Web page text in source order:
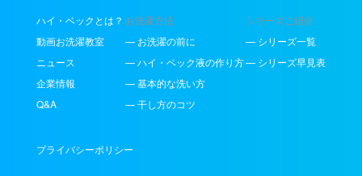
ハイ・ベックとは？
動画お洗濯教室
ニュース
企業情報
Q&A
お洗濯方法
— お洗濯の前に
— ハイ・ベック液の作り方
— 基本的な洗い方
— 干し方のコツ
シリーズご紹介
— シリーズ一覧
— シリーズ早見表
プライバシーポリシー